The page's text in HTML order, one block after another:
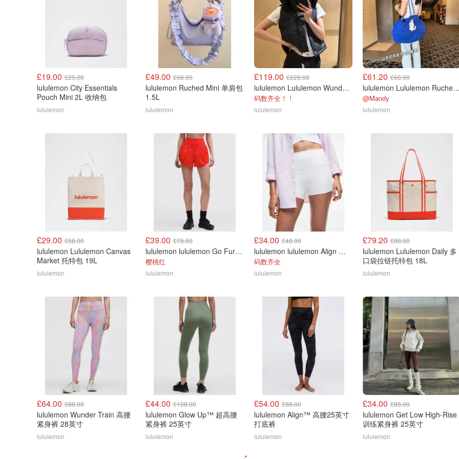
£19.00 £25.00
lululemon City Essentials
Pouch Mini 2L 收纳包
lululemon
£49.00 £68.00
lululemon Ruched Mini 单肩包
1.5L
lululemon
£119.00 £228.00
lululemon Lululemon Wunder Puff 600蓬松度短款羽绒背心
码数齐全！！
lululemon
£61.20 £68.00
lululemon Lululemon Ruched 托特包 24L
@Mandy
lululemon
£29.00 £58.00
lululemon Lululemon Canvas
Market 托特包 19L
lululemon
£39.00 £78.00
lululemon lululemon Go Further 超高腰分叉短裤 3英寸
樱桃红
lululemon
£34.00 £48.00
lululemon lululemon Align 高腰4英寸短裤
码数齐全
lululemon
£79.20 £88.00
lululemon Lululemon Daily 多
口袋拉链托特包 18L
lululemon
£64.00 £88.00
lululemon Wunder Train 高腰
紧身裤 28英寸
lululemon
£44.00 £108.00
lululemon Glow Up™ 超高腰
紧身裤 25英寸
lululemon
£54.00 £88.00
lululemon Align™ 高腰25英寸
打底裤
lululemon
£34.00 £88.00
lululemon Get Low High-Rise
训练紧身裤 25英寸
lululemon